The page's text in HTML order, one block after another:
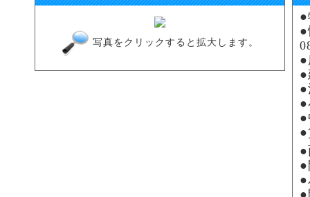
写真をクリックすると拡大します。
●
●
●
●
●
●
●
●
●
●
●